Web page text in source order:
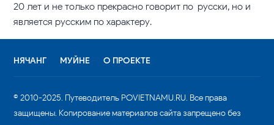
20 лет и не только прекрасно говорит по-русски, но и
является русским по характеру.
НЯЧАНГ МУЙНЕ О ПРОЕКТЕ
© 2010-2025. Путеводитель POVIETNAMU.RU. Все права
защищены. Копирование материалов сайта запрещено без